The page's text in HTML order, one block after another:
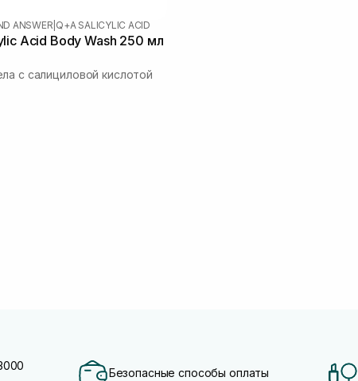
ANSWER Q+A SALICYLIC ACID
Acid Body Wash 250 мл
с салициловой кислотой
Безопасные способы оплаты